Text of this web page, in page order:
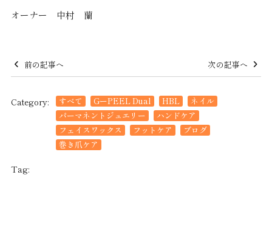
オーナー 中村 蘭
前の記事へ 次の記事へ
Category: すべて GーPEEL Dual HBL
ネイル
パーマネントジュエリー
ハンドケア
フェイスワックス
フットケア
ブログ
巻き爪ケア
Tag: